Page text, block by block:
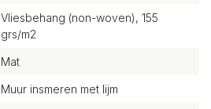
Vliesbehang (non-woven), 155
grs/m2
Mat
Muur insmeren met lijm